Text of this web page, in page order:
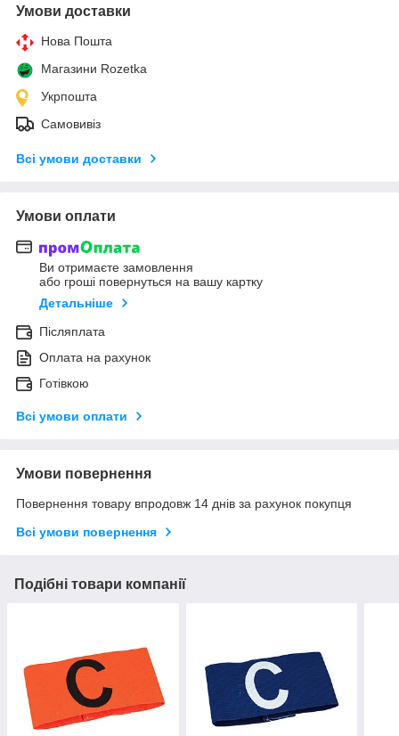
Умови доставки
Нова Пошта
Магазини Rozetka
Укрпошта
Самовивіз
Всі умови доставки
Умови оплати
Ви отримаєте замовлення
або гроші повернуться на вашу картку
Детальніше
Післяплата
Оплата на рахунок
Готівкою
Всі умови оплати
Умови повернення
Повернення товару впродовж 14 днів за рахунок покупця
Всі умови повернення
Подібні товари компанії